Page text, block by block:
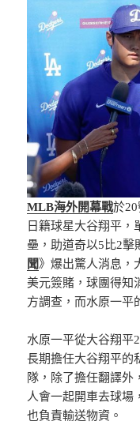
MLB海外開幕戰於
日籍球星大谷翔平，
壘，助道奇以5比2擊
聞》爆出驚人消息，
美元簽賭，球團得知
方調查，而水原一平
水原一平從大谷翔平
長期擔任大谷翔平的
隊，除了擔任翻譯外
人會一起開車去球場
也負責輸送物資。